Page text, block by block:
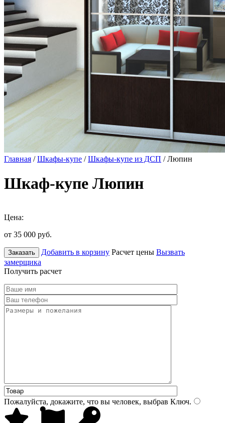
Главная /Шкафы-купе /Шкафы-купе из ДСП / Люпин
Шкаф-купе Люпин
Цена:
от 35 000 руб.
Заказать Добавить в корзину Расчет цены Вызвать
замерщика
Получить расчет
Пожалуйста, докажите, что вы человек, выбрав Ключ.